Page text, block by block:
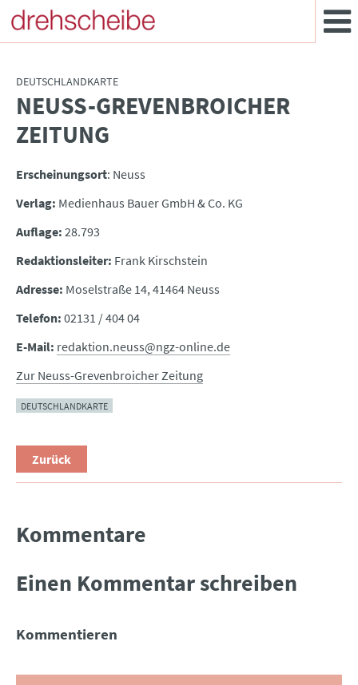
DEUTSCHLANDKARTE
:NEUSS-GREVENBROICHER
ZEITUNG
Erscheinungsort: Neuss
Verlag: Medienhaus Bauer GmbH & Co. KG
Auflage: 28.793
Redaktionsleiter: Frank Kirschstein
Adresse: Moselstraße 14, 41464 Neuss
Telefon: 02131 / 404 04
E-Mail: redaktion.neuss@ngz-online.de
Zur Neuss-Grevenbroicher Zeitung
DEUTSCHLANDKARTE
Zurück
Kommentare
Einen Kommentar schreiben
Kommentieren